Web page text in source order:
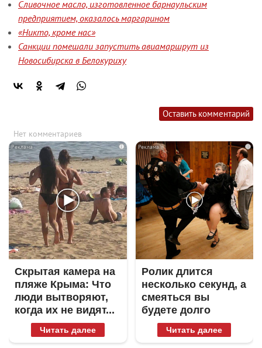
Сливочное масло, изготовленное барнаульским
предприятием, оказалось маргарином
«Никто, кроме нас»
Санкции помешали запустить авиамаршрут из
Новосибирска в Белокуриху
Оставить комментарий
Нет комментариев
i
Скрытая камера на
пляже Крыма: Что
люди вытворяют,
когда их не видят...
Читать далее
i
Ролик длится
несколько секунд, а
смеяться вы
будете долго
Читать далее